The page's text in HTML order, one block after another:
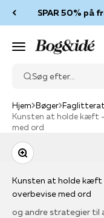
SPAR 50% på
Menu Bog & idé
Søg efter...
Hjem Bøger
Kunsten at holde kæft
med ord
Zoom
Kunsten at holde
overbevise med ord
og andre strategier til